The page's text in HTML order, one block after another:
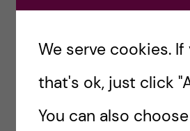
så vara, men
tänkas
ledande
tvungna att
We serve cookies.
that's ok, just click
You can also